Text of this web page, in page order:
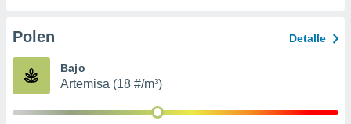
e
mediante
Polen Detalle
Bajo
Artemisa (18 #/m³)